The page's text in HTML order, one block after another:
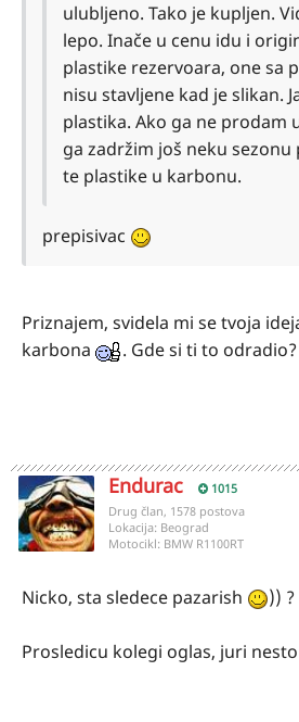
ulubljeno. Tako je kupljen.
lepo. Inače u cenu idu i
plastike rezervoara, one sa
nisu stavljene kad je slikan.
plastika. Ako ga ne prodam
ga zadržim još neku
te plastike u karbonu.
prepisivac
Priznajem, svidela mi se tvoja
karbona
. Gde si ti to odradio?
Endurac 1015
Drug član, 1578 postova
Lokacija: Beograd
Motocikl: BMW R1100RT
Nicko, sta sledece pazarish )) ?
Prosledicu kolegi oglas, juri